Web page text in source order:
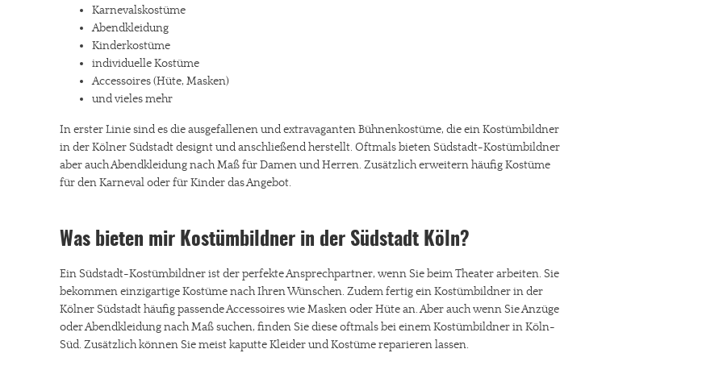
Karnevalskostüme
Abendkleidung
Kinderkostüme
individuelle Kostüme
Accessoires (Hüte, Masken)
und vieles mehr
In erster Linie sind es die ausgefallenen und extravaganten Bühnenkostüme, die ein Kostümbildner
in der Kölner Südstadt designt und anschließend herstellt. Oftmals bieten Südstadt-Kostümbildner
aber auch Abendkleidung nach Maß für Damen und Herren. Zusätzlich erweitern häufig Kostüme
für den Karneval oder für Kinder das Angebot.
Was bieten mir Kostümbildner in der Südstadt Köln?
Ein Südstadt-Kostümbildner ist der perfekte Ansprechpartner, wenn Sie beim Theater arbeiten. Sie
bekommen einzigartige Kostüme nach Ihren Wünschen. Zudem fertig ein Kostümbildner in der
Kölner Südstadt häufig passende Accessoires wie Masken oder Hüte an. Aber auch wenn Sie Anzüge
oder Abendkleidung nach Maß suchen, finden Sie diese oftmals bei einem Kostümbildner in Köln-
Süd. Zusätzlich können Sie meist kaputte Kleider und Kostüme reparieren lassen.